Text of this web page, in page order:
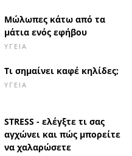
Μώλωπες κάτω από τα
μάτια ενός εφήβου
ΥΓΕΊΑ
Τι σημαίνει καφέ κηλίδες;
ΥΓΕΊΑ
STRESS - ελέγξτε τι σας
αγχώνει και πώς μπορείτε
να χαλαρώσετε